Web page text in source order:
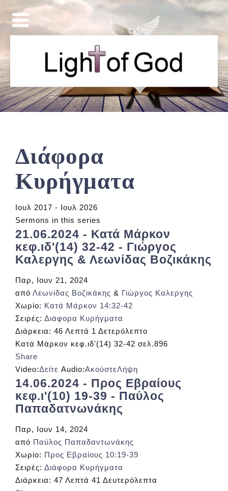
Διάφορα
Κυρήγματα
Ιουλ 2017 - Ιουλ 2026
Sermons in this series
21.06.2024 - Κατά Μάρκον
κεφ.ιδ'(14) 32-42 - Γιώργος
Καλεργης & Λεωνίδας Βοζικάκης
Παρ, Ιουν 21, 2024
από Λεωνίδας Βοζικάκης & Γιώργος Καλεργης
Χωρίο: Κατά Μάρκον 14:32-42
Σειρές: Διάφορα Κυρήγματα
Διάρκεια: 46 Λεπτά 1 Δετερόλεπτο
Κατά Μάρκον κεφ.ιδ'(14) 32-42 σελ.896
Share
Video:Δείτε Audio:ΑκούστεΛήψη
14.06.2024 - Προς Εβραίους
κεφ.ι'(10) 19-39 - Παύλος
Παπαδατνωνάκης
Παρ, Ιουν 14, 2024
από Παύλος Παπαδαντωνάκης
Χωρίο: Προς Εβραίους 10:19-39
Σειρές: Διάφορα Κυρήγματα
Διάρκεια: 47 Λεπτά 41 Δευτερόλεπτα